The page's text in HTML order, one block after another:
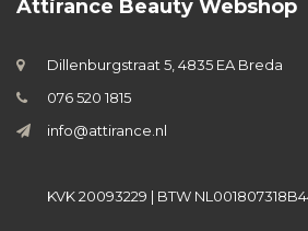
Attirance Beauty Webshop
Dillenburgstraat 5, 4835 EA Breda
076 520 1815
info@attirance.nl
KVK 20093229 | BTW